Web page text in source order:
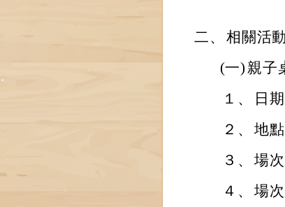
二、 相關活
(一)親子
１、
日
２、 地
３、 場
４、 場